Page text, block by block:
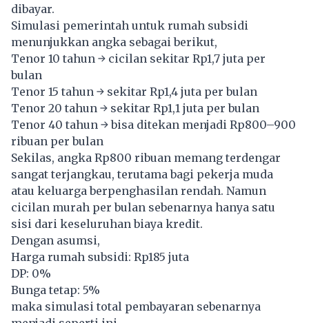
dibayar.
Simulasi pemerintah untuk rumah subsidi
menunjukkan angka sebagai berikut,
Tenor 10 tahun → cicilan sekitar Rp1,7 juta per
bulan
Tenor 15 tahun → sekitar Rp1,4 juta per bulan
Tenor 20 tahun → sekitar Rp1,1 juta per bulan
Tenor 40 tahun → bisa ditekan menjadi Rp800–900
ribuan per bulan
Sekilas, angka Rp800 ribuan memang terdengar
sangat terjangkau, terutama bagi pekerja muda
atau keluarga berpenghasilan rendah. Namun
cicilan murah per bulan sebenarnya hanya satu
sisi dari keseluruhan biaya kredit.
Dengan asumsi,
Harga rumah subsidi: Rp185 juta
DP: 0%
Bunga tetap: 5%
maka simulasi total pembayaran sebenarnya